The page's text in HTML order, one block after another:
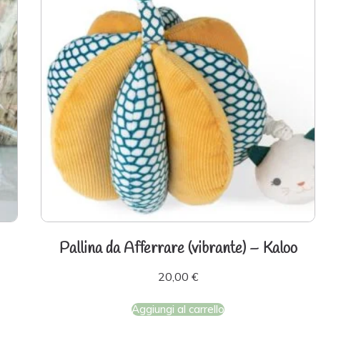
Pallina da Afferrare (vibrante) – Kaloo
20,00 €
Aggiungi al carrello